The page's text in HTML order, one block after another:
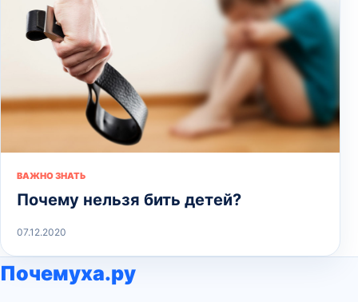
ВАЖНО ЗНАТЬ
Почему нельзя бить детей?
07.12.2020
Почемуха.ру